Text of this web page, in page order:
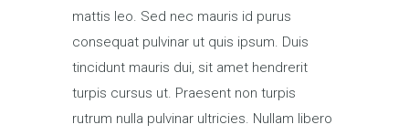
mattis leo. Sed nec mauris id purus
consequat pulvinar ut quis ipsum. Duis
tincidunt mauris dui, sit amet hendrerit
turpis cursus ut. Praesent non turpis
rutrum nulla pulvinar ultricies. Nullam libero